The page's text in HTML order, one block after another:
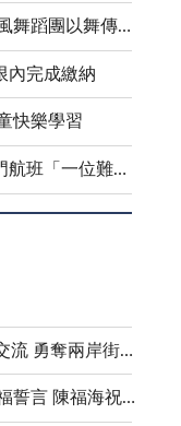
文化局扶植傑出演藝團隊 棠風舞蹈團以舞傳愛進家扶
內完成繳納
快樂學習
《金門瞭望》中央應正視金門航班「一位難求」問題
KDC金門流行舞蹈團赴福州交流 勇奪兩岸街舞賽三等獎
金鑽婚夫妻重披婚紗 重溫幸福誓言 陳福海祝福牽手半世紀 情深相守成典範